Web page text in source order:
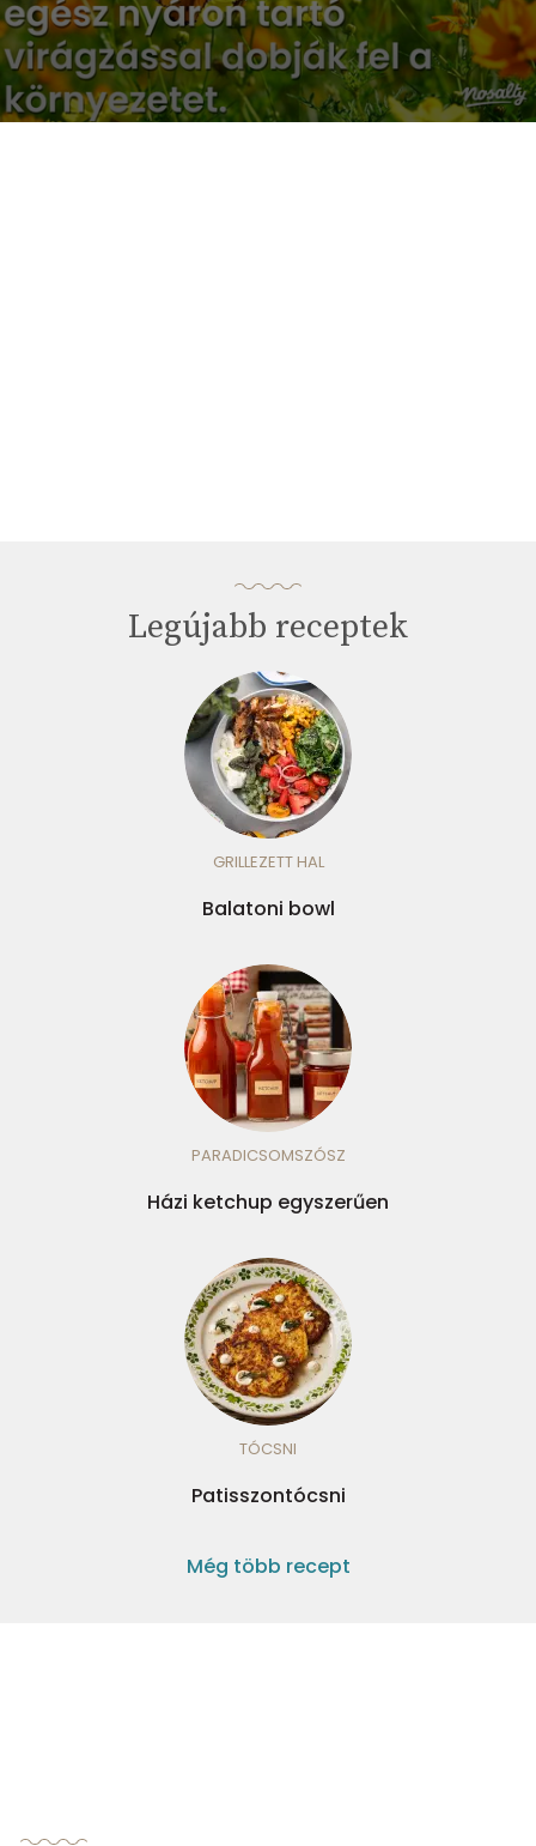
Legújabb receptek
GRILLEZETT HAL
Balatoni bowl
PARADICSOMSZÓSZ
Házi ketchup egyszerűen
TÓCSNI
Patisszontócsni
Még több recept